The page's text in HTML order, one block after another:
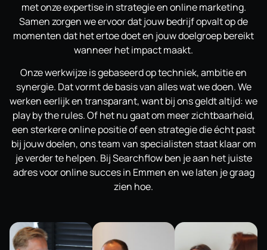
met onze expertise in strategie en online marketing.
Samen zorgen we ervoor dat jouw bedrijf opvalt op de
momenten dat het ertoe doet en jouw doelgroep bereikt
wanneer het impact maakt.
Onze werkwijze is gebaseerd op techniek, ambitie en
synergie. Dat vormt de basis van alles wat we doen. We
werken eerlijk en transparant, want bij ons geldt altijd: we
play by the rules. Of het nu gaat om meer zichtbaarheid,
een sterkere online positie of een strategie die écht past
bij jouw doelen, ons team van specialisten staat klaar om
je verder te helpen. Bij Searchflow ben je aan het juiste
adres voor online succes in Emmen en we laten je graag
zien hoe.